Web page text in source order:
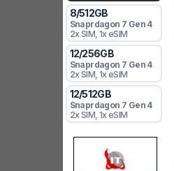
8/512GB
Snaprdagon 7 Gen 4
2x SIM, 1x eSIM
12/256GB
Snaprdagon 7 Gen 4
2x SIM, 1x eSIM
12/512GB
Snaprdagon 7 Gen 4
2x SIM, 1x eSIM